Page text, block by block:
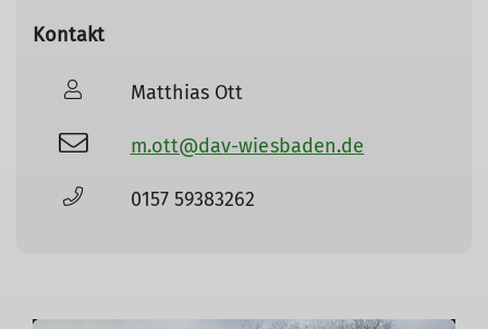
Kontakt
Matthias Ott
m.ott@dav-wiesbaden.de
0157 59383262